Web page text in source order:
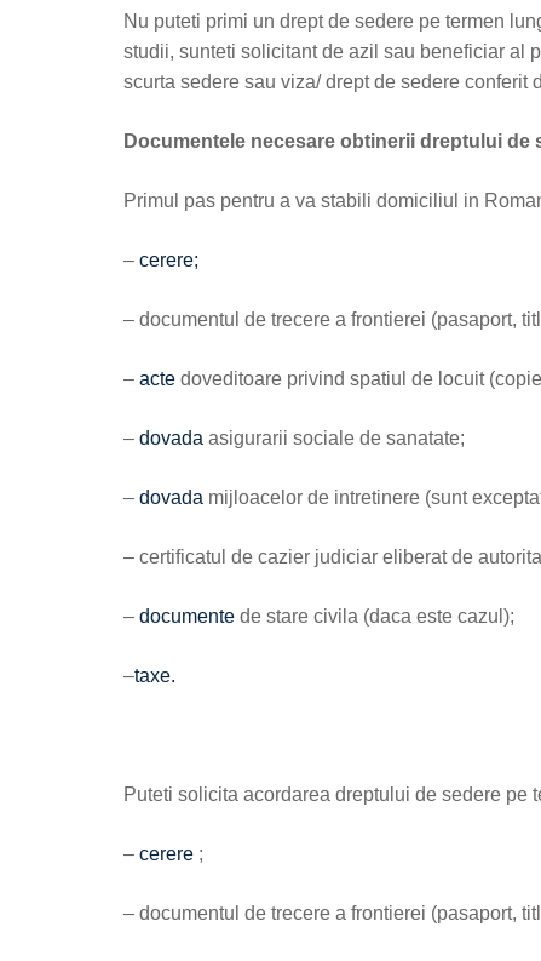
Nu puteti primi un drept de sedere pe termen
studii, sunteti solicitant de azil sau beneficiar al
scurta sedere sau viza/ drept de sedere conferit
Documentele necesare obtinerii dreptului de
Primul pas pentru a va stabili domiciliul in
– cerere;
– documentul de trecere a frontierei (pasaport,
– acte doveditoare privind spatiul de locuit
– dovada asigurarii sociale de sanatate;
– dovada mijloacelor de intretinere (sunt
– certificatul de cazier judiciar eliberat de
– documente de stare civila (daca este cazul);
–taxe.
Puteti solicita acordarea dreptului de sedere pe
– cerere ;
– documentul de trecere a frontierei (pasaport,